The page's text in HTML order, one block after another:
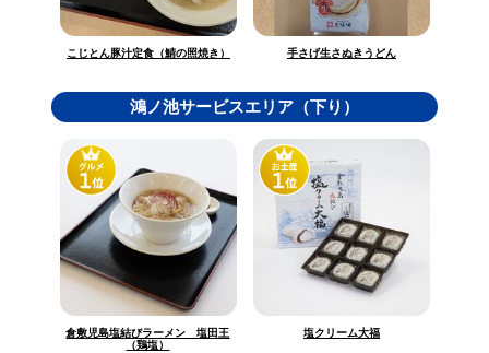
こじとん豚汁定食（鯖の照焼き） 手さげ生さぬきうどん
鴻ノ池サービスエリア（下り）
倉敷児島塩結びラーメン 塩田王
（鶏塩）
塩クリーム大福